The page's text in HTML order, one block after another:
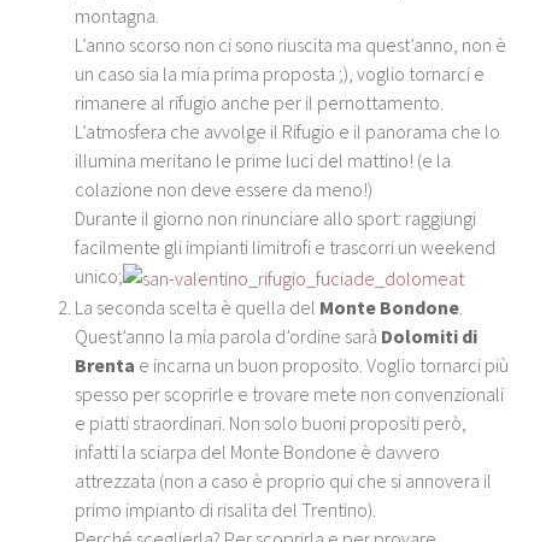
montagna.
L’anno scorso non ci sono riuscita ma quest’anno, non è
un caso sia la mia prima proposta ;), voglio tornarci e
rimanere al rifugio anche per il pernottamento.
L’atmosfera che avvolge il Rifugio e il panorama che lo
illumina meritano le prime luci del mattino! (e la
colazione non deve essere da meno!)
Durante il giorno non rinunciare allo sport: raggiungi
facilmente gli impianti limitrofi e trascorri un weekend
unico;
La seconda scelta è quella del Monte Bondone
Quest’anno la mia parola d’ordine sarà Dolomiti di
Brenta e incarna un buon proposito. Voglio tornarci più
spesso per scoprirle e trovare mete non convenzionali
e piatti straordinari. Non solo buoni propositi però,
infatti la sciarpa del Monte Bondone è davvero
attrezzata (non a caso è proprio qui che si annovera il
primo impianto di risalita del Trentino).